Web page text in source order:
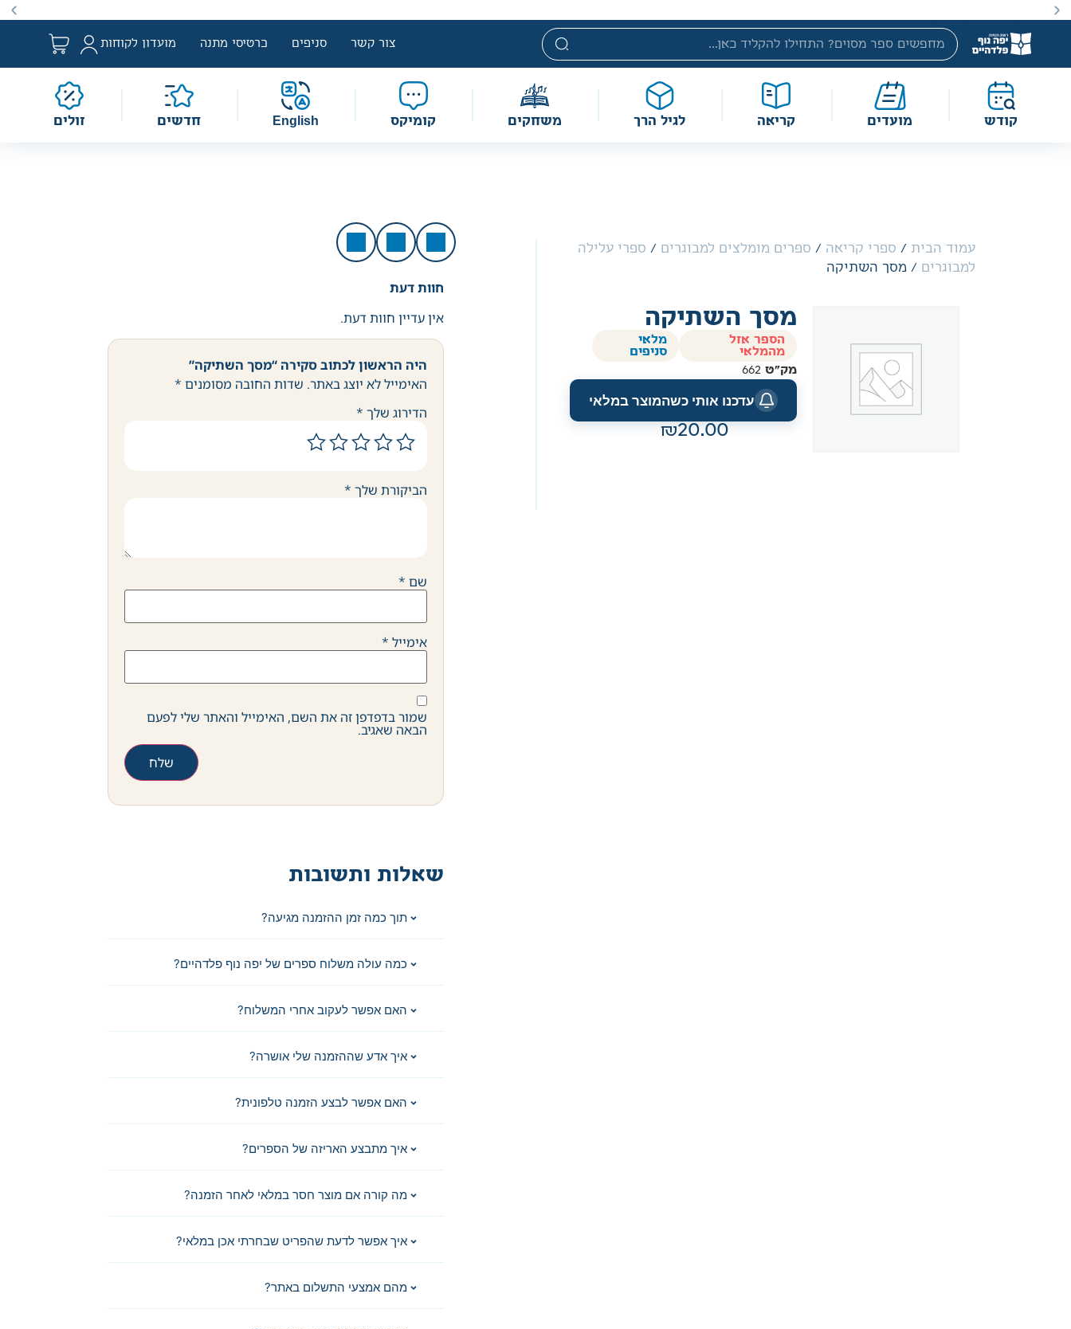
באתר מוצעים מוצרים במחירים נמוכים ומוזלים מהמחיר הקטלוגי. מחירים אלה ניתנים במסגרת מדיניות תמחור מוזלת, ואינם נחשבים למבצע לפי הגדרת החוק. מבצעים מתקיימים מעת לעת לתקופה
מוגבלת וע״פ התקנות.
צור קשר סניפים כרטיסי מתנה מועדון לקוחות
קודש מועדים קריאה לגיל הרך משחקים קומיקס English חדשים זולים
עמוד הבית / ספרי קריאה / ספרים מומלצים למבוגרים / ספרי עלילה
למבוגרים / מסך השתיקה
מסך השתיקה
הספר אזל
מהמלאי
מלאי
סניפים
מק"ט 662
עדכנו אותי כשהמוצר במלאי
20.00
חוות דעת
אין עדיין חוות דעת.
היה הראשון לכתוב סקירה “מסך השתיקה”
האימייל לא יוצג באתר. שדות החובה מסומנים *
הדירוג שלך *
הביקורת שלך *
שם *
אימייל *
שמור בדפדפן זה את השם, האימייל והאתר שלי לפעם
הבאה שאגיב.
שאלות ותשובות
תוך כמה זמן ההזמנה מגיעה?
כמה עולה משלוח ספרים של יפה נוף פלדהיים?
האם אפשר לעקוב אחרי המשלוח?
איך אדע שההזמנה שלי אושרה?
האם אפשר לבצע הזמנה טלפונית?
איך מתבצע האריזה של הספרים?
מה קורה אם מוצר חסר במלאי לאחר הזמנה?
איך אפשר לדעת שהפריט שבחרתי אכן במלאי?
מהם אמצעי התשלום באתר?